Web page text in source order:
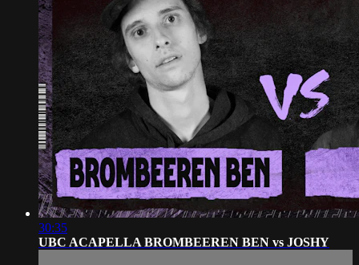
30:35
UBC ACAPELLA BROMBEEREN BEN vs JOSHY